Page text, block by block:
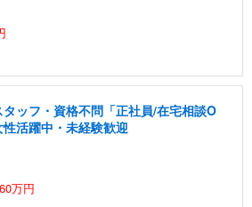
ッフ・資格不問「正社員/在宅相談O
活躍中・未経験歓迎
万円